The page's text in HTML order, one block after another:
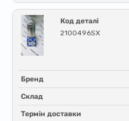
Код деталі
2100496SX
Бренд
Склад
Термін доставки